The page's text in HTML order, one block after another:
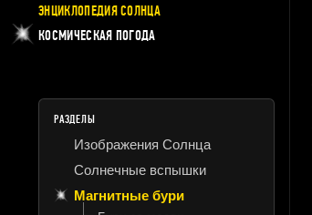
ЭНЦИКЛОПЕДИЯ СОЛНЦА
КОСМИЧЕСКАЯ ПОГОДА
РАЗДЕЛЫ
Изображения Солнца
Солнечные вспышки
Магнитные бури